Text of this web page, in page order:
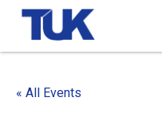
« All Events